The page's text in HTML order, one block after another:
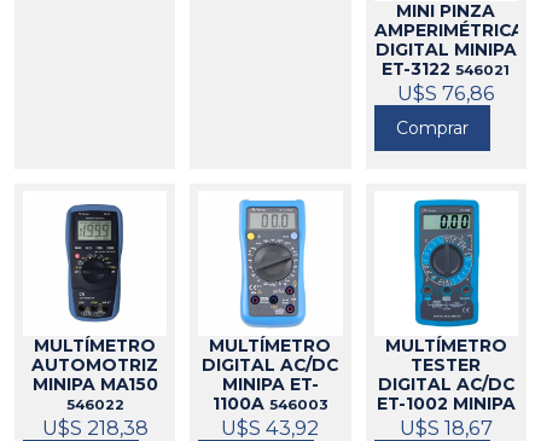
MINI PINZA
AMPERIMÉTRICA
DIGITAL MINIPA
ET-3122546021
U$S 76,86
Comprar
MULTÍMETRO
AUTOMOTRIZ
MINIPA MA150
546022
U$S 218,38
MULTÍMETRO
DIGITAL AC/DC
MINIPA ET-
1100A 546003
U$S 43,92
MULTÍMETRO
TESTER
DIGITAL AC/DC
ET-1002 MINIPA
546002
U$S 18,67